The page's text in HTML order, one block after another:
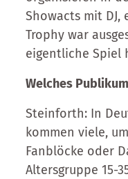
Showacts mit DJ,
Trophy war
eigentliche Spiel
Welches
Steinforth: In
kommen viele,
Fanblöcke oder
Altersgruppe 15-